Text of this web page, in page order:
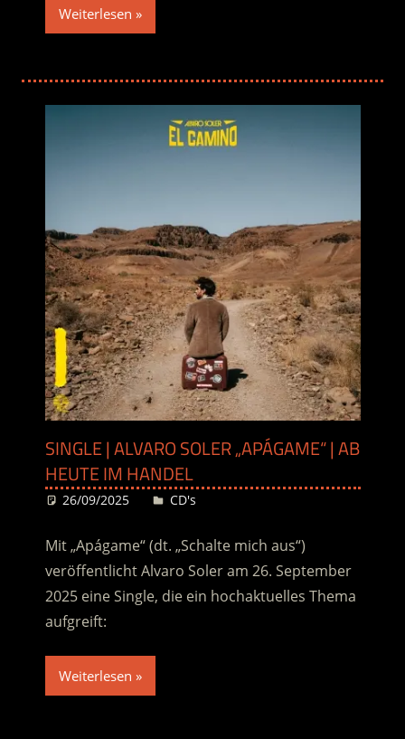
Weiterlesen
SINGLE | ALVARO SOLER „APÁGAME“ | AB
HEUTE IM HANDEL
26/09/2025 Desiree
CD's
Mit „Apágame“ (dt. „Schalte mich aus“)
veröffentlicht Alvaro Soler am 26. September
2025 eine Single, die ein hochaktuelles Thema
aufgreift:
Weiterlesen